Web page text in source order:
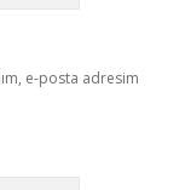
e-posta adresim